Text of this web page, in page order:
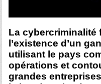
La cybercriminalité
l’existence d’un
utilisant le pays
opérations et
grandes